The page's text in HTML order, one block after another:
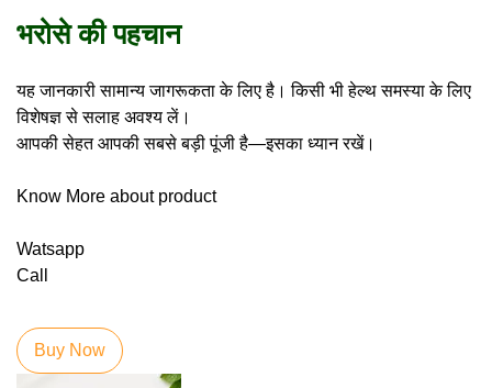
भरोसे की पहचान
यह जानकारी सामान्य जागरूकता के लिए है। किसी भी हेल्थ समस्या के लिए
विशेषज्ञ से सलाह अवश्य लें।
आपकी सेहत आपकी सबसे बड़ी पूंजी है—इसका ध्यान रखें।
Know More about product
Watsapp
Cal
Buy Now